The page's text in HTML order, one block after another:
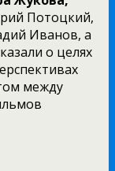
Потоцкий,
Иванов, а
о целях
между